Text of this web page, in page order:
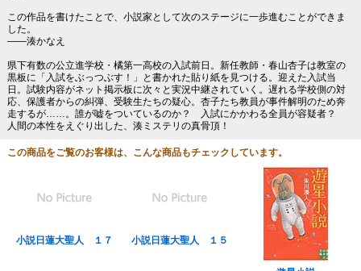
この作品を書けたことで、小説家として次のステージに一歩進むことができま
した。
――湊かなえ
県下有数の公立進学校・橘第一高校の入試前日。新任教師・春山杏子は教室の
黒板に「入試をぶっつぶす！」と書かれた貼り紙を見つける。迎えた入試当
日。試験内容がネット掲示板に次々と実況中継されていく。遅れる学校側の対
応、保護者からの糾弾、受験生たちの疑心。杏子たち教員が事件解明のため奔
走するが……。誰が嘘をついているのか？ 入試にかかわる全員が容疑者？
人間の本性をえぐり出した、湊ミステリの真骨頂！
この商品をご覧のお客様は、こんな商品もチェックしています。
小説日蓮大聖人 １７ 小説日蓮大聖人 １５